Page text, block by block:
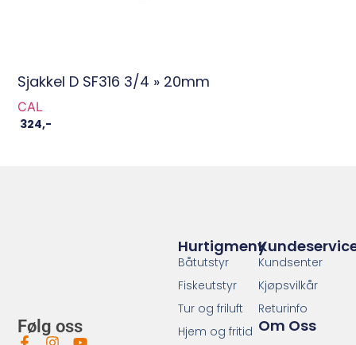
Sjakkel D SF316 3/4 » 20mm
CAL
324,-
Følg oss
Kundsenter
Kjøpsvilkår
Returinfo
Om Oss
Hurtigmeny
Båtutstyr
Fiskeutstyr
Tur og friluft
Hjem og fritid